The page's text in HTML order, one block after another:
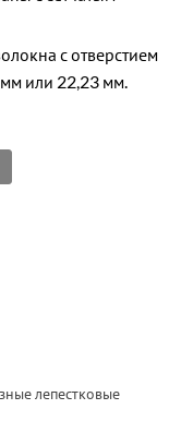
с отверстием
или 22,23 мм.
лепестковые